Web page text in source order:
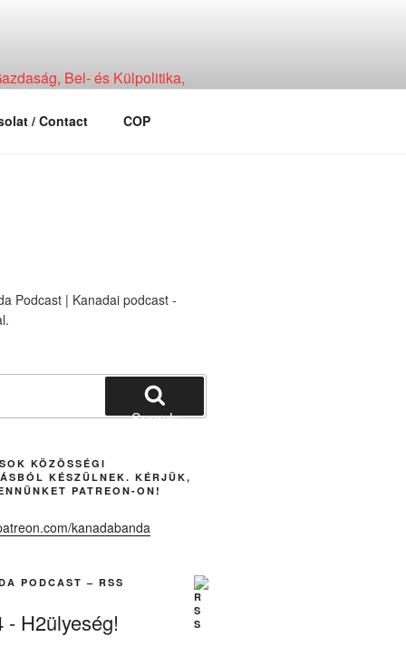
Bel- és Külpolitika,
/ Contact COP
Search
KÖZÖSSÉGI
KÉSZÜLNEK. KÉRJÜK,
PATREON-ON!
PODCAST – RSS
- H2ülyeség!